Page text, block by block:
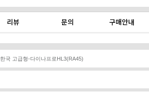
리뷰 문의 구매안내
한국 고급형-다이나프로HL3(RA45)